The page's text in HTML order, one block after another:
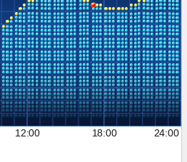
12:00 18:00 24:00